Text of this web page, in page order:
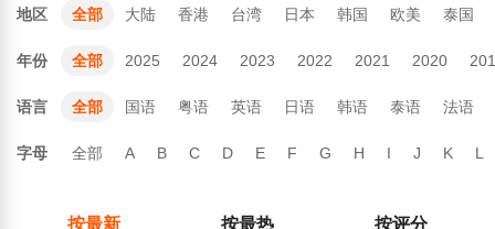
地区 全部 大陆 香港 台湾 日本 韩国 欧美 泰国
年份 全部 2025 2024 2023 2022 2021 2020
语言 全部 国语 粤语 英语 日语 韩语 泰语 法语
字母 全部 A B C D E F G H I J K L
按最新 按最热 按评分